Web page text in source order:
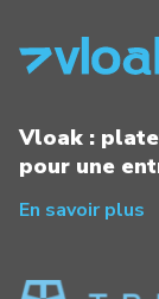
Vloak :
pour une
En savoir plus